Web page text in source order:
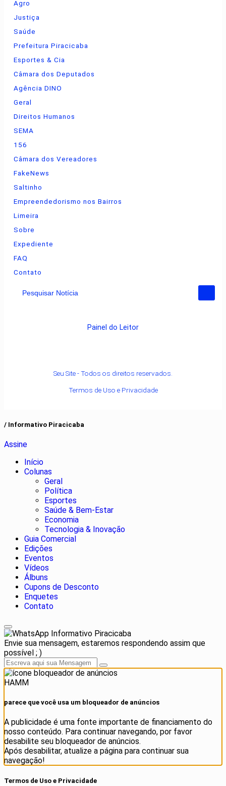
Agro
Justiça
Saúde
Prefeitura Piracicaba
Esportes & Cia
Câmara dos Deputados
Agência DINO
Geral
Direitos Humanos
SEMA
156
Câmara dos Vereadores
FakeNews
Saltinho
Empreendedorismo nos Bairros
Limeira
Sobre
Expediente
FAQ
Contato
Pesquisar Notícia
Painel do Leitor
Seu Site - Todos os direitos reservados.
Termos de Uso e Privacidade
/ Informativo Piracicaba
Assine
Início
Colunas
Geral
Política
Esportes
Saúde & Bem-Estar
Economia
Tecnologia & Inovação
Guia Comercial
Edições
Eventos
Vídeos
Álbuns
Cupons de Desconto
Enquetes
Contato
Informativo Piracicaba
Envie sua mensagem, estaremos respondendo assim que
possível ; )
HAMM
parece que você usa um bloqueador de anúncios
A publicidade é uma fonte importante de financiamento do
nosso conteúdo. Para continuar navegando, por favor
desabilite seu bloqueador de anúncios.
Após desabilitar, atualize a página para continuar sua
navegação!
Termos de Uso e Privacidade